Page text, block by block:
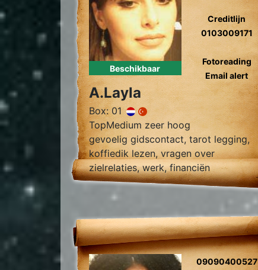
Beschikbaar
Creditlijn
0103009171
Fotoreading
Email alert
A.Layla
Box: 01
TopMedium zeer hoog
gevoelig gidscontact, tarot legging,
koffiedik lezen, vragen over
zielrelaties, werk, financiën
wegnemen van blokkades, relatie
herstel
09090400527